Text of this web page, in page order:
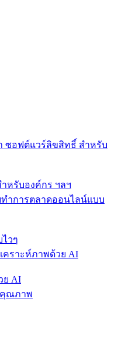
หรับองค์กร ฯลฯ
วๆ
ย AI